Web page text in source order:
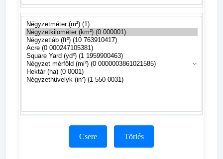
Csere Törlés